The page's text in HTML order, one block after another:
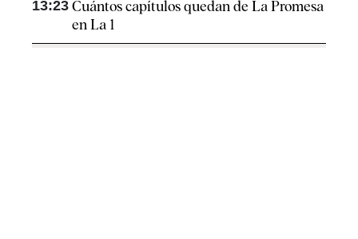
13:23 Cuántos capítulos quedan de La Promesa
en La 1